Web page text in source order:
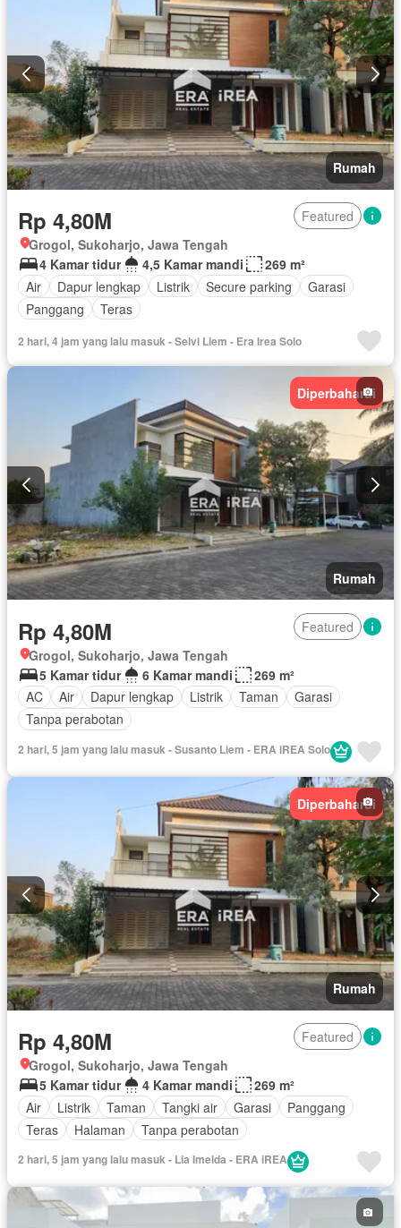
Rumah
Rp 4,80M
Featured
Grogol, Sukoharjo, Jawa Tengah
4 Kamar tidur
4,5 Kamar mandi
269 m²
Air
Dapur lengkap Listrik Secure parking
Garasi
Panggang
Teras
2 hari, 4 jam yang lalu masuk - Selvi Liem - Era Irea Solo
Diperbaharui
Rumah
Rp 4,80M
Featured
Grogol, Sukoharjo, Jawa Tengah
5 Kamar tidur
6 Kamar mandi
269 m²
AC
Air Dapur lengkap Listrik Taman
Garasi
Tanpa perabotan
2 hari, 5 jam yang lalu masuk - Susanto Liem - ERA iREA Solo
Diperbaharui
Rumah
Rp 4,80M
Featured
Grogol, Sukoharjo, Jawa Tengah
5 Kamar tidur
4 Kamar mandi
269 m²
Air
Listrik Taman Tangki air Garasi
Panggang
Teras
Halaman Tanpa perabotan
2 hari, 5 jam yang lalu masuk - Lia Imelda - ERA iREA